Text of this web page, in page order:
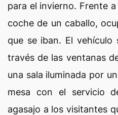
para el invierno. Frente
coche de un caballo,
que se iban. El
través de las ventanas
una sala iluminada por
mesa con el servicio
agasajo a los visitantes